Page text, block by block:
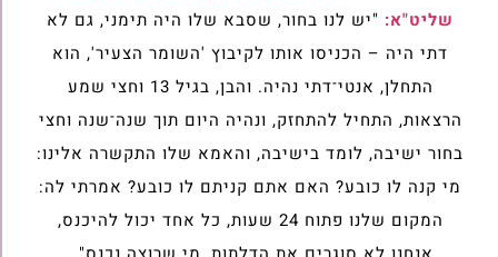
שליט"א: "יש לנו בחור, שסבא שלו היה תימני, גם לא
דתי היה – הכניסו אותו לקיבוץ 'השומר הצעיר', הוא
התחלן, אנטי־דתי נהיה. והבן, בגיל 13 וחצי שמע
הרצאות, התחיל להתחזק, ונהיה היום תוך שנה־שנה וחצי
בחור ישיבה, לומד בישיבה, והאמא שלו התקשרה אלינו:
מי קנה לו כובע? האם אתם קניתם לו כובע? אמרתי לה:
המקום שלנו פתוח 24 שעות, כל אחד יכול להיכנס,